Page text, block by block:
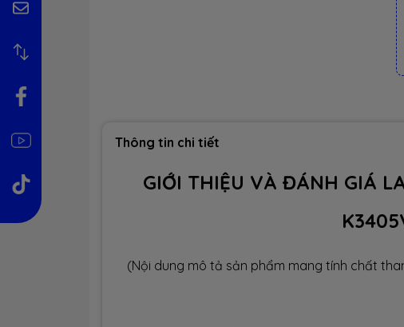
Thông tin chi tiết
GIỚI THIỆU VÀ ĐÁNH GIÁ
(Nội dung mô tả sản phẩm mang tính chất